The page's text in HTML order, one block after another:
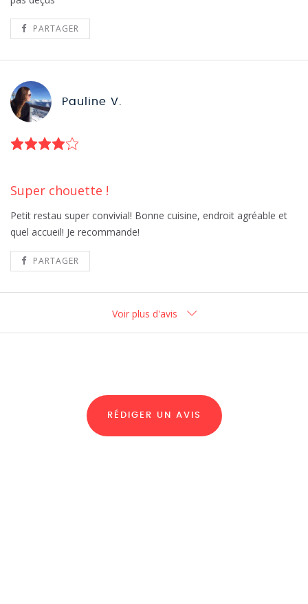
PARTAGER
Pauline V.
Super chouette !
Petit restau super convivial! Bonne cuisine, endroit agréable et
quel accueil! Je recommande!
PARTAGER
Voir plus d'avis
RÉDIGER UN AVIS